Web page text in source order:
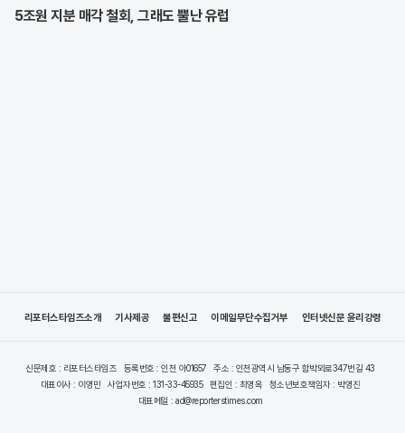
5조원 지분 매각 철회, 그래도 뿔난 유럽
리포터스타임즈소개 기사제공 불편신고 이메일무단수집거부 인터넷신문 윤리강령
신문제호 : 리포터스타임즈 등록번호 : 인천 아01657
주소 : 인천광역시 남동구 함박뫼로347번길 43
대표이사 : 이영민
사업자번호 : 131-33-45935 편집인 : 최영옥
청소년보호책임자 : 박영진
대표메일 : ad@reporterstimes.com